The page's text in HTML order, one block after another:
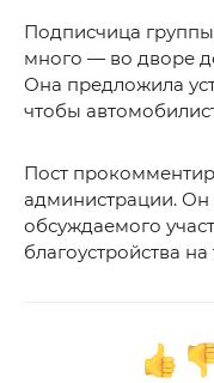
Подписчица
много — во дворе
Она предложила
чтобы
Пост
администрации. Он
обсуждаемого
благоустройства